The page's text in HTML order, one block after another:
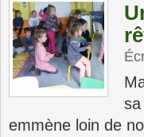
emmène loin de